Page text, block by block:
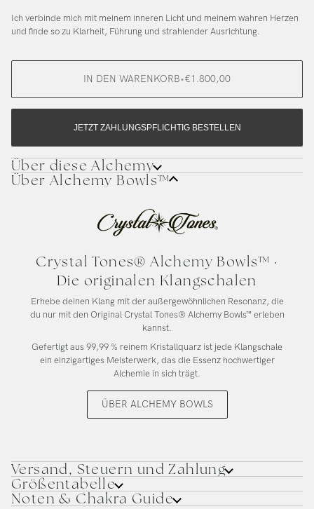
Ich verbinde mich mit meinem inneren Licht und meinem wahren Herzen
und finde so zu Klarheit, Führung und strahlender Ausrichtung.
IN DEN WARENKORB•€1.800,00
JETZT ZAHLUNGSPFLICHTIG BESTELLEN
Über diese Alchemy
Über Alchemy Bowls™
Crystal Tones® Alchemy Bowls™ ·
Die originalen Klangschalen
Erhebe deinen Klang mit der außergewöhnlichen Resonanz, die
du nur mit den Original Crystal Tones® Alchemy Bowls™ erleben
kannst.
Gefertigt aus 99,99 % reinem Kristallquarz ist jede Klangschale
ein einzigartiges Meisterwerk, das die Essenz hochwertiger
Alchemie in sich trägt.
ÜBER ALCHEMY BOWLS
Versand, Steuern und Zahlung
Größentabelle
Noten & Chakra Guide